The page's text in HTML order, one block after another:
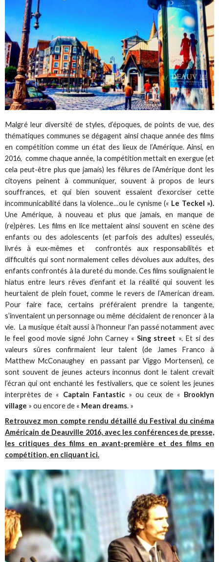
Malgré leur diversité de styles, d’époques, de points de vue, des
thématiques communes se dégagent ainsi chaque année des films
en compétition comme un état des lieux de l’Amérique. Ainsi, en
2016, comme chaque année, la compétition mettait en exergue (et
cela peut-être plus que jamais) les fêlures de l’Amérique dont les
citoyens peinent à communiquer, souvent à propos de leurs
souffrances, et qui bien souvent essaient d’exorciser cette
incommunicabilité dans la violence…ou le cynisme (« Le Teckel »).
Une Amérique, à nouveau et plus que jamais, en manque de
(re)pères. Les films en lice mettaient ainsi souvent en scène des
enfants ou des adolescents (et parfois des adultes) esseulés,
livrés à eux-mêmes et confrontés aux responsabilités et
difficultés qui sont normalement celles dévolues aux adultes, des
enfants confrontés à la dureté du monde. Ces films soulignaient le
hiatus entre leurs rêves d’enfant et la réalité qui souvent les
heurtaient de plein fouet, comme le revers de l’American dream.
Pour faire face, certains préféraient prendre la tangente,
s’inventaient un personnage ou même décidaient de renoncer à la
vie. La musique était aussi à l’honneur l'an passé notamment avec
le feel good movie signé John Carney «Sing street ». Et si des
valeurs sûres confirmaient leur talent (de James Franco à
Matthew McConaughey en passant par Viggo Mortensen), ce
sont souvent de jeunes acteurs inconnus dont le talent crevait
l’écran qui ont enchanté les festivaliers, que ce soient les jeunes
interprètes de « Captain Fantastic » ou ceux de « Brooklyn
village » ou encore de « Mean dreams. »
Retrouvez mon compte rendu détaillé du Festival du cinéma
Américain de Deauville 2016, avec les conférences de presse,
les critiques des films en avant-première et des films en
compétition, en cliquant ici.